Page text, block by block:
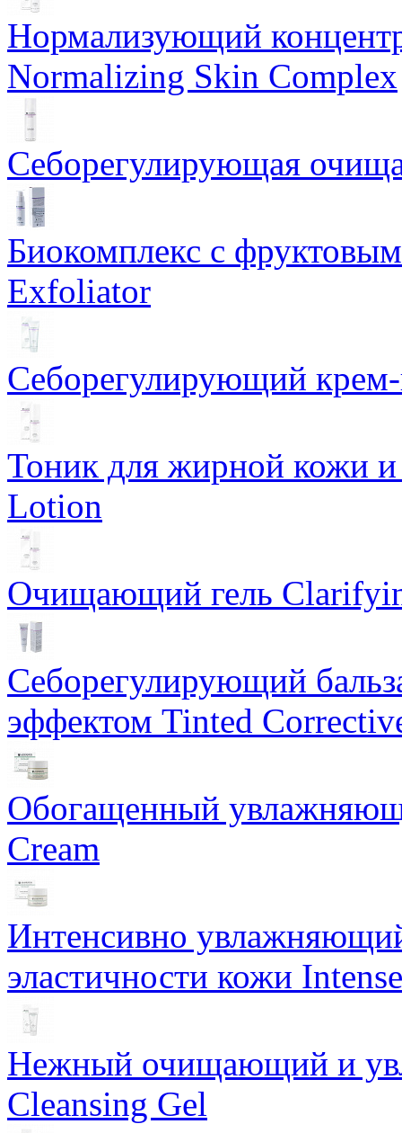
Нормализующий
Normalizing Skin Complex
Себорегулирующая
Биокомплекс с
Exfoliator
Себорегулирующий
Тоник для жирной кожи
Lotion
Очищающий гель
Себорегулирующий
эффектом Tinted
Обогащенный
Cream
Интенсивно
эластичности кожи
Нежный очищающий и
Cleansing Gel